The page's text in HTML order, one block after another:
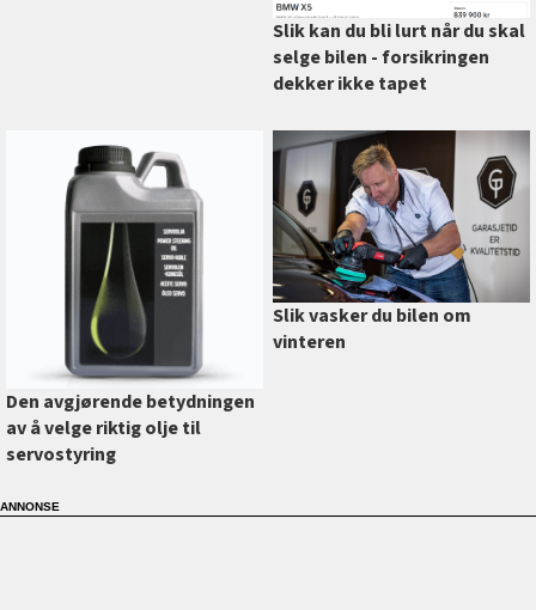
Slik kan du bli lurt når du skal
selge bilen - forsikringen
dekker ikke tapet
Den avgjørende betydningen
av å velge riktig olje til
servostyring
Slik vasker du bilen om
vinteren